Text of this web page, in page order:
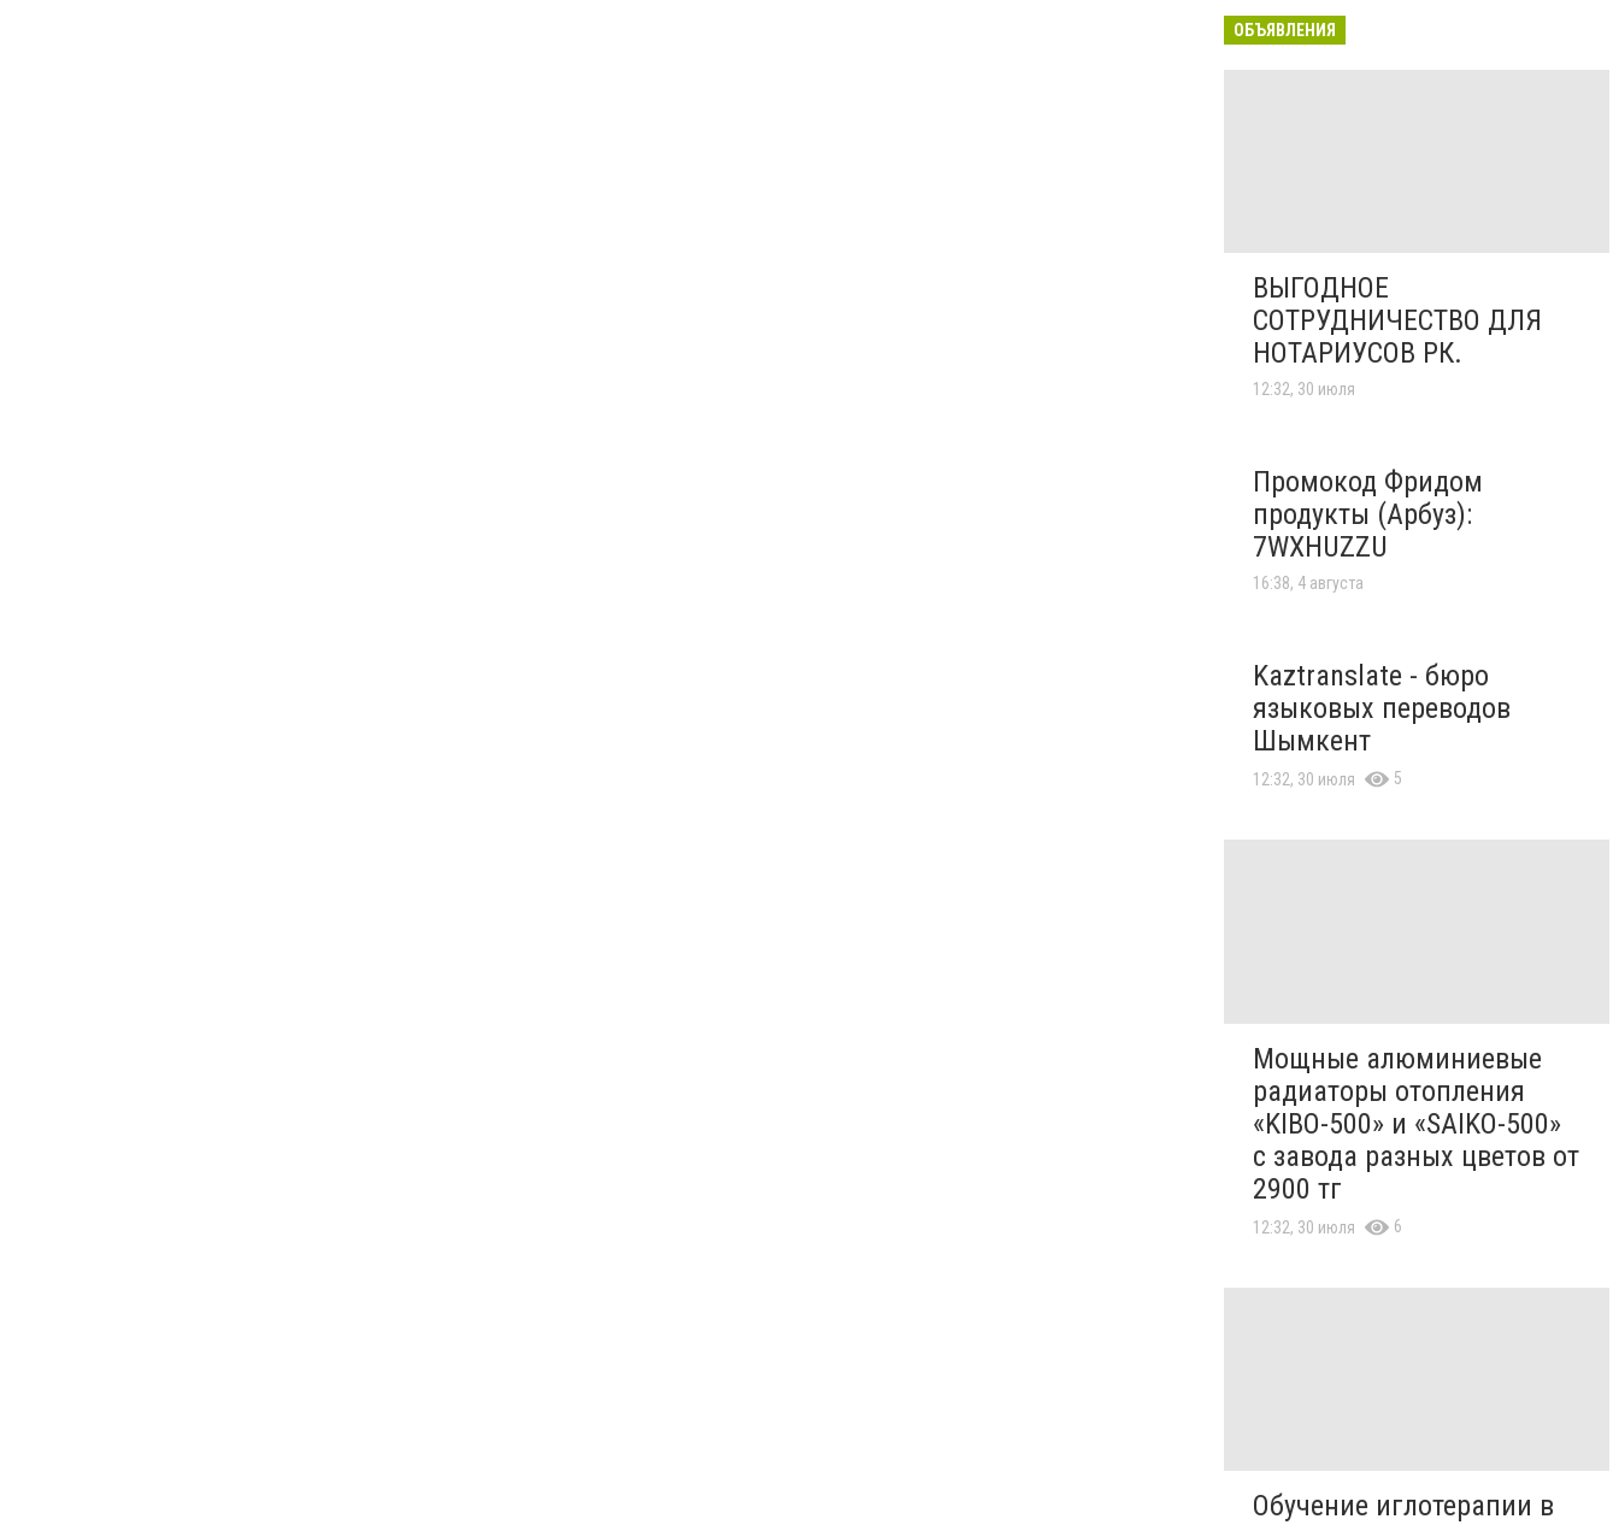
ОБЪЯВЛЕНИЯ
ВЫГОДНОЕ
СОТРУДНИЧЕСТВО ДЛЯ
НОТАРИУСОВ РК.
12:32, 30 июля
Промокод Фридом
продукты (Арбуз):
7WXHUZZU
16:38, 4 августа
Kaztranslate - бюро
языковых переводов
Шымкент
12:32, 30 июля 5
Мощные алюминиевые
радиаторы отопления
«KIBO-500» и «SAIKO-500»
с завода разных цветов от
2900 тг
12:32, 30 июля 6
Обучение иглотерапии в